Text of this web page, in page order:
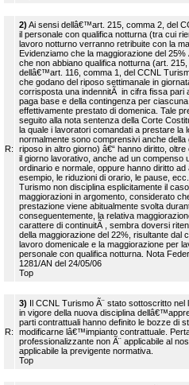
R:
2) Ai sensi dellâ€™art. 215, comma 2, del
il personale con qualifica notturna (tra cui
lavoro notturno verranno retribuite con la
Evidenziamo che la maggiorazione del
che non abbiano qualifica notturna (art.
dellâ€™art. 116, comma 1, del CCNL
che godano del riposo settimanale in
corrisposta una indennitÃ in cifra fissa pari
paga base e della contingenza per
effettivamente prestato di domenica. Tale
seguito alla nota sentenza della Corte
la quale i lavoratori comandati a prestare la
normalmente sono comprensivi anche
riposo in altro giorno) â€“ hanno diritto,
il giorno lavorativo, anche ad un compenso
ordinario e normale, oppure hanno diritto
esempio, le riduzioni di orario, le pause,
Turismo non disciplina esplicitamente il
maggiorazioni in argomento, considerato
prestazione viene abitualmente svolta
conseguentemente, la relativa
carattere di continuitÃ , sembra doversi
della maggiorazione del 22%, risultante dal
lavoro domenicale e la maggiorazione per
personale con qualifica notturna. Nota
1281/AN del 24/05/06
Top
R:
3) Il CCNL Turismo Ã¨ stato sottoscritto
in vigore della nuova disciplina
parti contrattuali hanno definito le bozze di
modificarne lâ€™impianto contrattuale.
professionalizzante non Ã¨ applicabile al
applicabile la previgente normativa.
Top